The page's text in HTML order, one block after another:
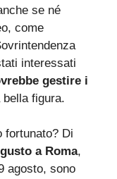
se né
come
interessati
gestire i
figura.
fortunato? Di
a Roma,
agosto, sono